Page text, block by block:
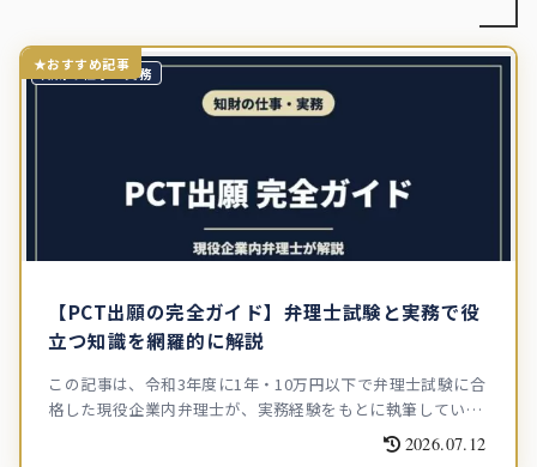
知財の仕事・実務
【PCT出願の完全ガイド】弁理士試験と実務で役
立つ知識を網羅的に解説
この記事は、令和3年度に1年・10万円以下で弁理士試験に合
格した現役企業内弁理士が、実務経験をもとに執筆していま
す。PCT出願は企業の海外知財戦略の中核です。「そもそも
何か」「費用はいくらか」「パリルートと何が違うか」「実
2026.07.12